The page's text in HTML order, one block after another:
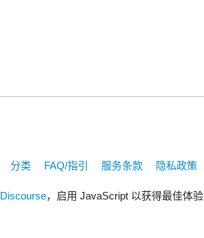
分类 FAQ/指引 服务条款 隐私政策
Discourse，启用 JavaScript 以获得最佳体验